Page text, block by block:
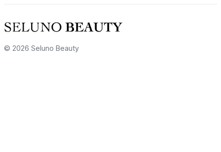
© 2026 Seluno Beauty